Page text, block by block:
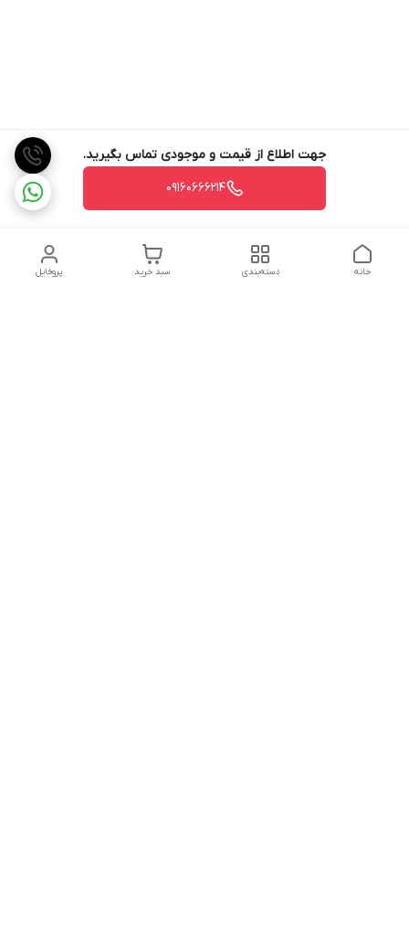
جهت اطلاع از قیمت و موجودی تماس بگیرید.
09160666214
پروفایل سبد خرید دسته‌بندی خانه